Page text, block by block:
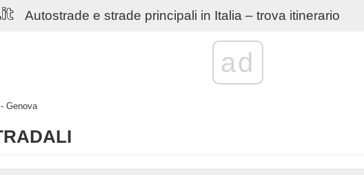
Autostrade e strade principali in Italia – trova itinerario
ad
Genova